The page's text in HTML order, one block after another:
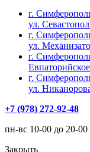
г.
ул.
г.
ул.
г.
г.
ул.
+7 (978) 272-92-48
пн-вс 10-00 до 20-00
Закрыть